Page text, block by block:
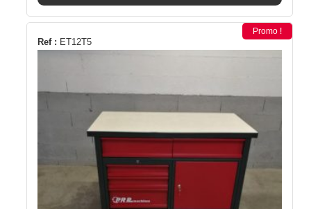
Ref : ET12T5
Promo !